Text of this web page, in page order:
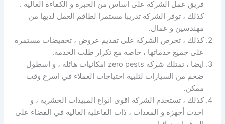
فريق عمل الشركة على اساس من الخبرة و الكفاءة العالية .
كذلك ، توفر الشركة تدريبا مستمرا لطاقم العمل لديها من
مهندسين و عمال.
كذلك ، تحرص الشركة على تقديم عروض ، تخفيضات مستمرة
على جميع خدماتها ، خاصة مع تكرار طلب الخدمة.
ايضا ، تمتلك شركة zero pests امكانيات هائلة ، و اسطول
ضخم من السيارات لتلبية احتياجات العملاء في اسرع وقت
ممكن.
كذلك ، تستخدم الشركة اقوى انواع المبيدات الحشرية ، و
احدث أجهزة و المعدات ، ذات الفاعلية العالية في القضاء على